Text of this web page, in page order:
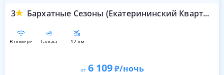
3 Бархатные Сезоны (Екатерининский Квартал)
в номере галька 12 км
от 6 109 /ночь